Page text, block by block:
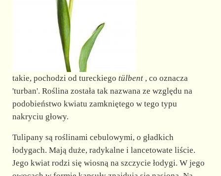
takie, pochodzi od tureckiego tülbent, co oznacza
'turban'. Roślina została tak nazwana ze względu na
podobieństwo kwiatu zamkniętego w tego typu
nakryciu głowy.
Tulipany są roślinami cebulowymi, o gładkich
łodygach. Mają duże, radykalne i lancetowate liście.
Jego kwiat rodzi się wiosną na szczycie łodygi. W jego